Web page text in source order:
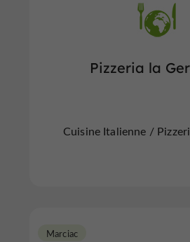
Pizzeria la
Cuisine Italienne /
Marciac